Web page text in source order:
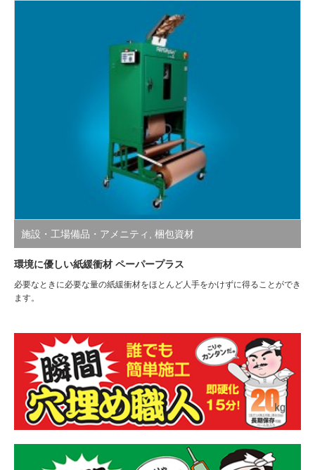
施設・工場備品・アメニティ 梱包資材
環境に優しい紙緩衝材 ペーパープラス
必要なときに必要な量の紙緩衝材をほとんど人手をかけずに得ることができ
ます。